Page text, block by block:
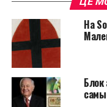
“Спортсмены” Казимир
Читайте
На
Блок